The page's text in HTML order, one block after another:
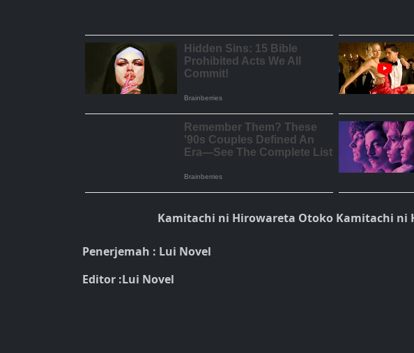
Kamitachi ni Hirowareta Otoko Kamitachi ni
Penerjemah : Lui Novel
Editor :Lui Novel